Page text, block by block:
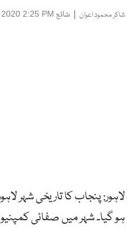
شاکر محمود اعوان | شائع 2:25 PM
لاہور: پنجاب کا تاریخی شہر
ہو گیا۔ شہر میں صفائی